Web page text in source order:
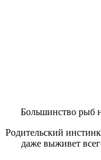
Большинство рыб
Родительский
даже выживет